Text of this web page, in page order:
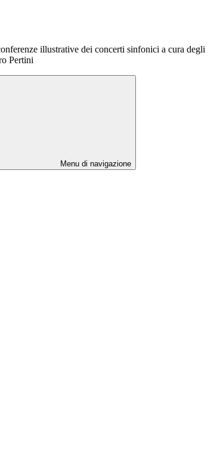
illustrative dei concerti sinfonici a cura degli
Pertini
Menu di navigazione